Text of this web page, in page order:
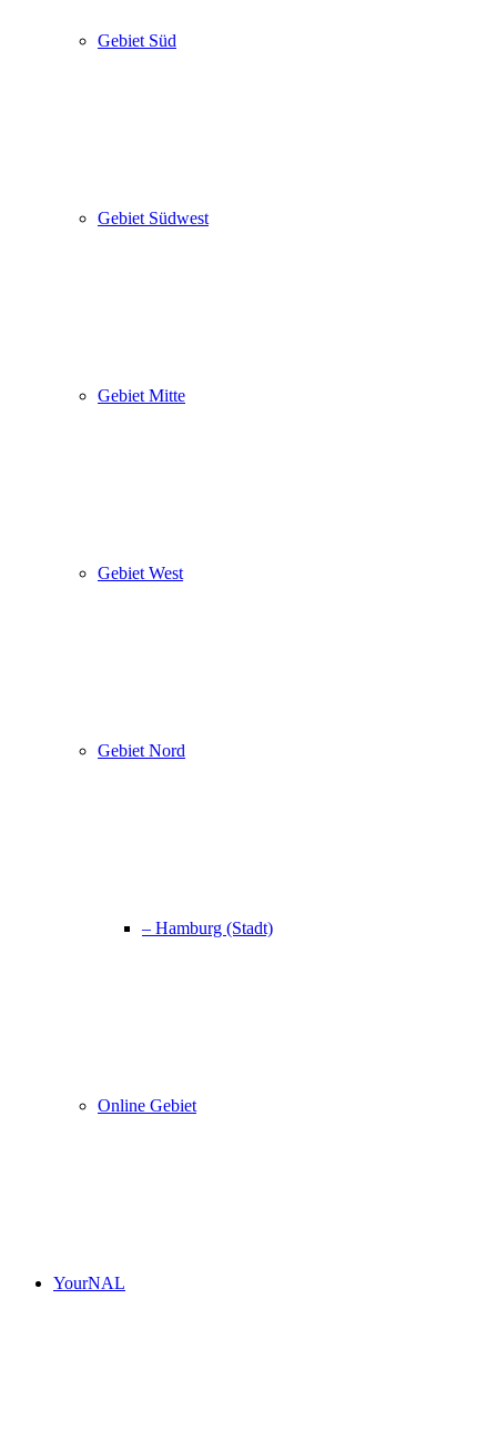
Gebiet Süd
Gebiet Südwest
Gebiet Mitte
Gebiet West
Gebiet Nord
– Hamburg (Stadt)
Online Gebiet
YourNAL